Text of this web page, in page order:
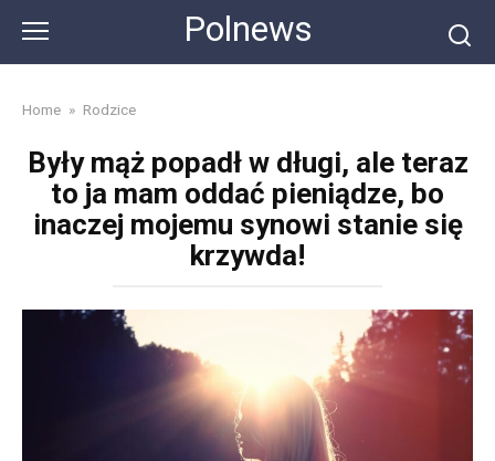
content
Polnews
Home » Rodzice
Były mąż popadł w długi, ale teraz
to ja mam oddać pieniądze, bo
inaczej mojemu synowi stanie się
krzywda!